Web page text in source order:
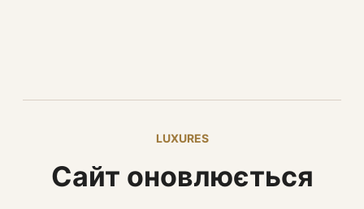
LUXURES
Сайт оновлюється